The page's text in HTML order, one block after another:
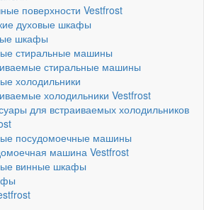
поверхности Vestfrost
духовые шкафы
шкафы
стиральные машины
стиральные машины
холодильники
холодильники Vestfrost
для встраиваемых холодильников
посудомоечные машины
машина Vestfrost
винные шкафы